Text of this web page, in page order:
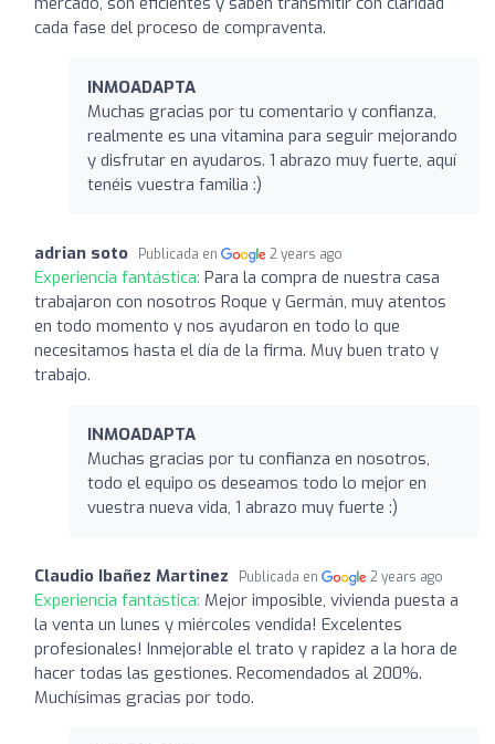
cada fase del proceso de compraventa.
INMOADAPTA
Muchas gracias por tu comentario y confianza,
realmente es una vitamina para seguir mejorando
y disfrutar en ayudaros. 1 abrazo muy fuerte, aquí
tenéis vuestra familia :)
adrian soto Publicada en 2 years ago
Experiencia fantástica: Para la compra de nuestra casa
trabajaron con nosotros Roque y Germán, muy atentos
en todo momento y nos ayudaron en todo lo que
necesitamos hasta el día de la firma. Muy buen trato y
trabajo.
INMOADAPTA
Muchas gracias por tu confianza en nosotros,
todo el equipo os deseamos todo lo mejor en
vuestra nueva vida, 1 abrazo muy fuerte :)
Claudio Ibañez Martinez Publicada en 2 years ago
Experiencia fantástica: Mejor imposible, vivienda puesta a
la venta un lunes y miércoles vendida! Excelentes
profesionales! Inmejorable el trato y rapidez a la hora de
hacer todas las gestiones. Recomendados al 200%.
Muchísimas gracias por todo.